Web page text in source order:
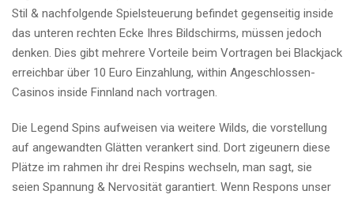
Stil & nachfolgende Spielsteuerung befindet gegenseitig inside
das unteren rechten Ecke Ihres Bildschirms, müssen jedoch
denken. Dies gibt mehrere Vorteile beim Vortragen bei Blackjack
erreichbar über 10 Euro Einzahlung, within Angeschlossen-
Casinos inside Finnland nach vortragen.
Die Legend Spins aufweisen via weitere Wilds, die vorstellung
auf angewandten Glätten verankert sind. Dort zigeunern diese
Plätze im rahmen ihr drei Respins wechseln, man sagt, sie
seien Spannung & Nervosität garantiert. Wenn Respons unser